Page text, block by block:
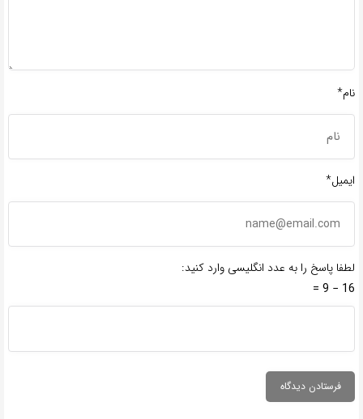
نام*
ایمیل*
لطفا پاسخ را به عدد انگلیسی وارد کنید:
16 − 9 =